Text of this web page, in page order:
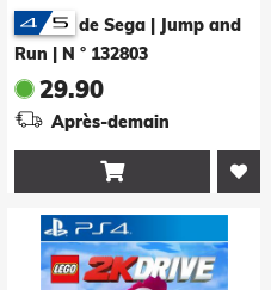
de Sega | Jump and
Run
N ° 132803
29.90
Après-demain
